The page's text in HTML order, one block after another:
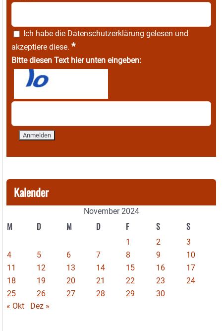
Ich habe die Datenschutzerklärung gelesen und
akzeptiere diese. *
Bitte diesen Text hier unten eingeben:
Kalender
November 2024
M D M D F S S
1 2
3
4
5 6 7 8 9
10
11
12 13 14 15 16
17
18
19 20 21 22 23
24
25
26 27 28 29
30
« Okt
Dez »